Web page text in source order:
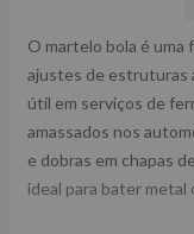
O martelo bola é uma
ajustes de estruturas
útil em serviços de
amassados nos
e dobras em chapas
ideal para bater metal